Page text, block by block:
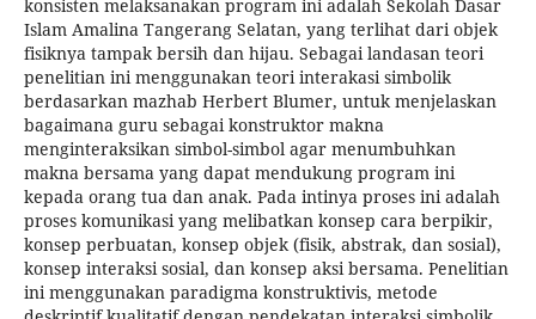
konsisten melaksanakan program ini adalah Sekolah Dasar
Islam Amalina Tangerang Selatan, yang terlihat dari objek
fisiknya tampak bersih dan hijau. Sebagai landasan teori
penelitian ini menggunakan teori interakasi simbolik
berdasarkan mazhab Herbert Blumer, untuk menjelaskan
bagaimana guru sebagai konstruktor makna
menginteraksikan simbol-simbol agar menumbuhkan
makna bersama yang dapat mendukung program ini
kepada orang tua dan anak. Pada intinya proses ini adalah
proses komunikasi yang melibatkan konsep cara berpikir,
konsep perbuatan, konsep objek (fisik, abstrak, dan sosial),
konsep interaksi sosial, dan konsep aksi bersama. Penelitian
ini menggunakan paradigma konstruktivis, metode